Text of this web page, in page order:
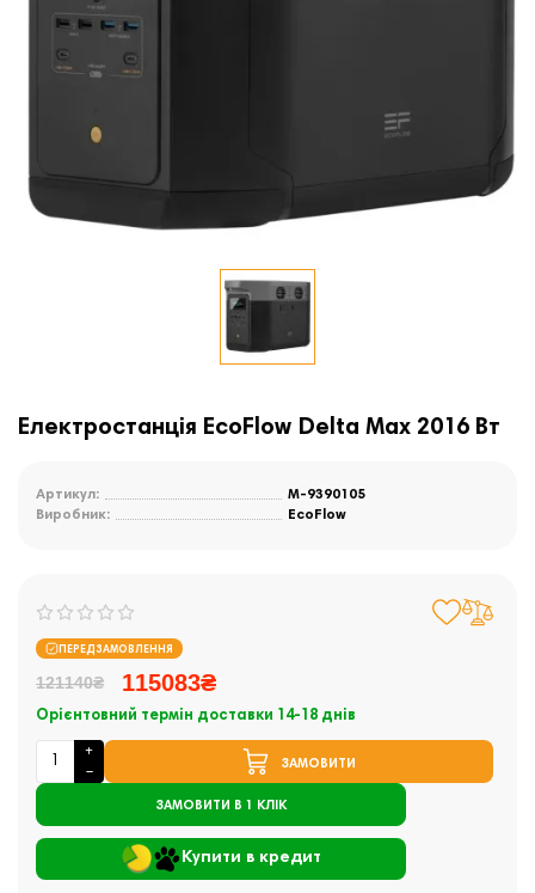
Електростанція EcoFlow Delta Max 2016 Вт
Артикул:
M-9390105
Виробник:
EcoFlow
ПЕРЕДЗАМОВЛЕННЯ
121140₴ 115083₴
Орієнтовний термін доставки 14-18 днів
ЗАМОВИТИ
ЗАМОВИТИ В 1 КЛІК
Купити в кредит